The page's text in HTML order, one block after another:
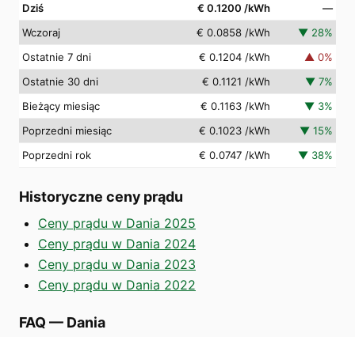
Dziś € 0.1200 /kWh
—
Wczoraj
€ 0.0858 /kWh ▼ 28%
Ostatnie 7 dni
€ 0.1204 /kWh ▲ 0%
Ostatnie 30 dni
€ 0.1121 /kWh ▼ 7%
Bieżący miesiąc
€ 0.1163 /kWh ▼ 3%
Poprzedni miesiąc
€ 0.1023 /kWh ▼ 15%
Poprzedni rok
€ 0.0747 /kWh ▼ 38%
Historyczne ceny prądu
Ceny prądu w Dania 2025
Ceny prądu w Dania 2024
Ceny prądu w Dania 2023
Ceny prądu w Dania 2022
FAQ — Dania